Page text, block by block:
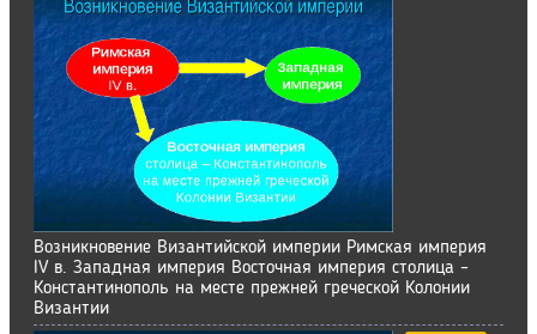
Возникновение Византийской империи Римская империя
IV в. Западная империя Восточная империя столица –
Константинополь на месте прежней греческой Колонии
Византии